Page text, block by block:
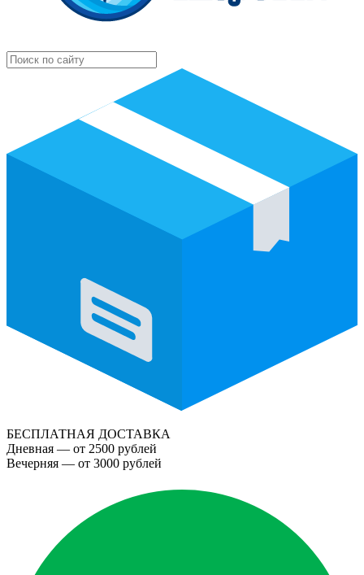
БЕСПЛАТНАЯ ДОСТАВКА
Дневная — от 2500 рублей
Вечерняя — от 3000 рублей